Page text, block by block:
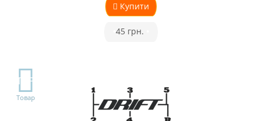
Купити
45 грн.
TOP
Товар